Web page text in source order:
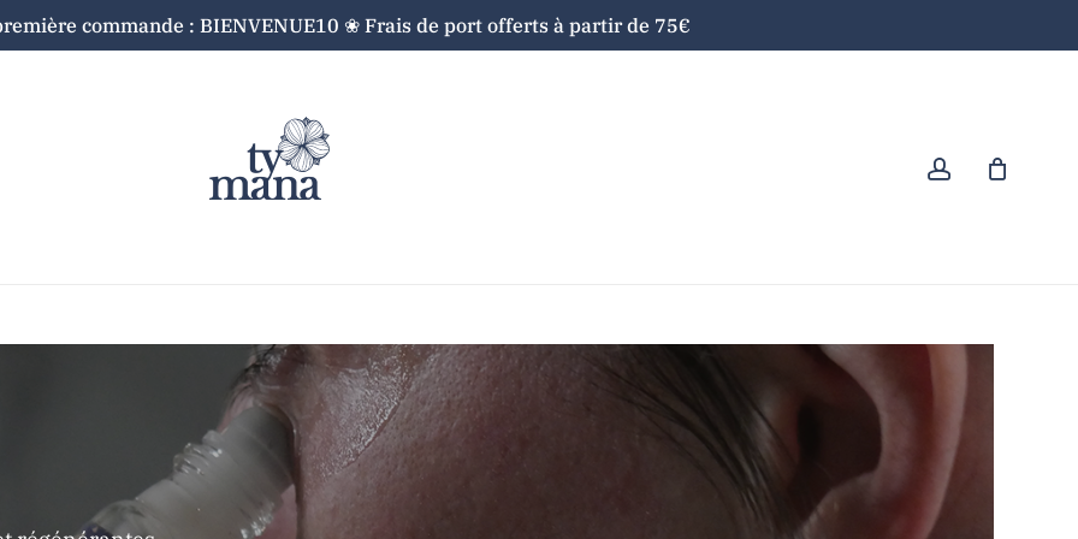
commande : BIENVENUE10 ❀ Frais de port offerts à partir de 75€
account
Cart Close